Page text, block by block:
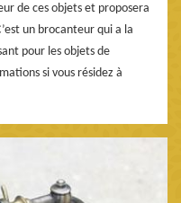
de ces objets et proposera
un brocanteur qui a la
pour les objets de
si vous résidez à